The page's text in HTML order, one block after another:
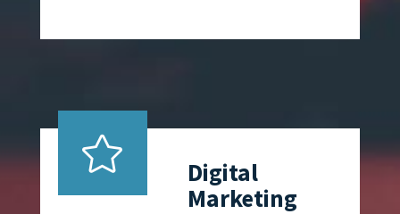

Digital
Marketing